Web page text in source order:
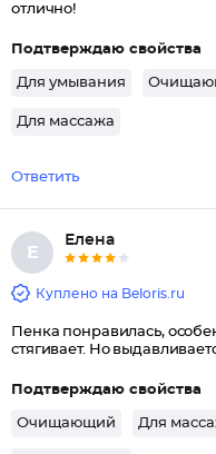
отлично!
Подтверждаю свойства
Для умывания
Для массажа
Ответить
Е
Елена
Куплено на Beloris.ru
Пенка понравилась,
стягивает. Но
Подтверждаю свойства
Очищающий Для